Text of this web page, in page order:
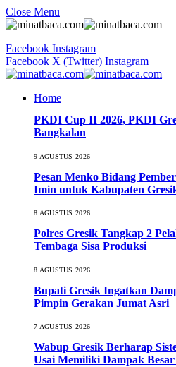
Close Menu
Facebook Instagram
Facebook X (Twitter) Instagram
Home
PKDI Cup II 2026, PKDI
Bangkalan
9 AGUSTUS 2026
Pesan Menko Bidang
Imin untuk Kabupaten
8 AGUSTUS 2026
Polres Gresik Tangkap 2
Tembaga Sisa Produksi
8 AGUSTUS 2026
Bupati Gresik Ingatkan
Pimpin Gerakan Jumat Asri
7 AGUSTUS 2026
Wabup Gresik Berharap
Usai Memiliki Dampak